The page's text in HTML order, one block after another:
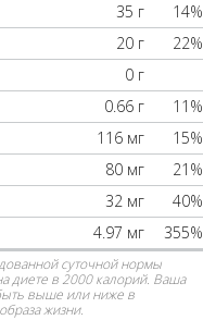
35 г
14%
20 г
22%
0 г
0.66 г
11%
116 мг
15%
80 мг
21%
32 мг
40%
4.97 мг 355%
суточной нормы
диете в 2000 калорий. Ваша
выше или ниже в
жизни.